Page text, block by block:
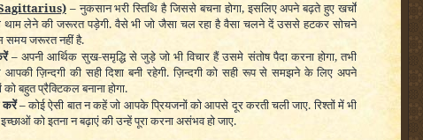
– नुकसान भरी स्तिथि है जिससे बचना होगा, इसलिए अपने बढ़ते हुए खर्चों
थाम लेने की जरूरत पड़ेगी. वैसे भी जो जैसा चल रहा है वैसा चलने दें उससे हटकर सोचने
समय जरूरत नहीं है.
–अपनी आर्थिक सुख-समृद्धि से जुड़े जो भी विचार हैं उसमे संतोष पैदा करना होगा, तभी
आपकी ज़िन्दगी की सही दिशा बनी रहेगी. ज़िन्दगी को सही रूप से समझने के लिए अपने
को बहुत प्रैक्टिकल बनाना होगा.
करें –कोई ऐसी बात न कहें जो आपके प्रियजनों को आपसे दूर करती चली जाए. रिश्तों में भी
को इतना न बढ़ाएं की उन्हें पूरा करना असंभव हो जाए.